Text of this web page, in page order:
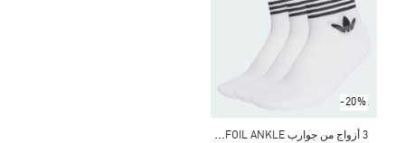
-20%
3
أزواج من جوارب TREFOIL ANKLE